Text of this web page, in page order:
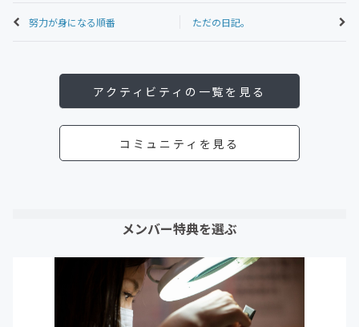
努力が身になる順番 ただの日記。
アクティビティの一覧を見る
コミュニティを見る
メンバー特典を選ぶ